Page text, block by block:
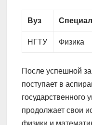
Вуз
НГТУ Физика
После успешной
поступает в
государственного
продолжает свои